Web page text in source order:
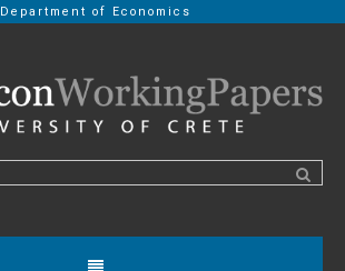
Department of Economics